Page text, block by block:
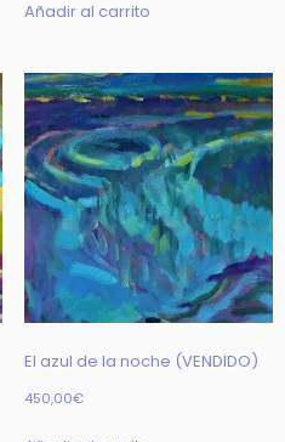
Añadir al carrito
El azul de la noche (VENDIDO)
450,00€